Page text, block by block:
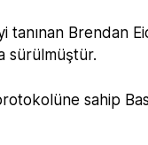
tanınan Brendan
sürülmüştür.
sahip